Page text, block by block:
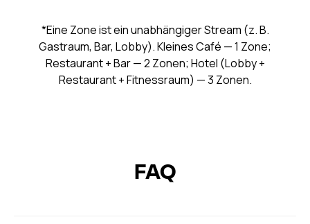
*Eine Zone ist ein unabhängiger Stream (z. B.
Gastraum, Bar, Lobby). Kleines Café — 1 Zone;
Restaurant + Bar — 2 Zonen; Hotel (Lobby +
Restaurant + Fitnessraum) — 3 Zonen.
FAQ